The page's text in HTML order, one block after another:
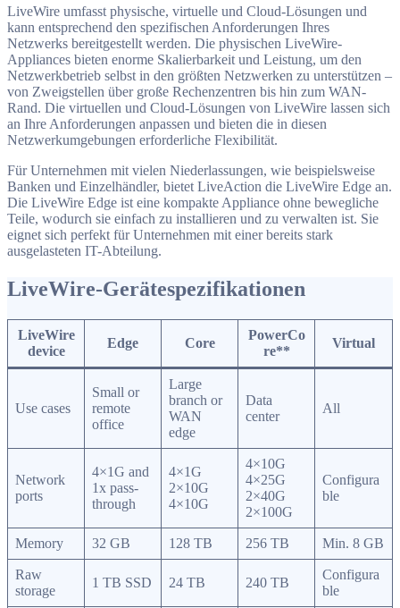
LiveWire umfasst physische, virtuelle und Cloud-Lösungen und
kann entsprechend den spezifischen Anforderungen Ihres
Netzwerks bereitgestellt werden. Die physischen LiveWire-
Appliances bieten enorme Skalierbarkeit und Leistung, um den
Netzwerkbetrieb selbst in den größten Netzwerken zu unterstützen –
von Zweigstellen über große Rechenzentren bis hin zum WAN-
Rand. Die virtuellen und Cloud-Lösungen von LiveWire lassen sich
an Ihre Anforderungen anpassen und bieten die in diesen
Netzwerkumgebungen erforderliche Flexibilität.
Für Unternehmen mit vielen Niederlassungen, wie beispielsweise
Banken und Einzelhändler, bietet LiveAction die LiveWire Edge an.
Die LiveWire Edge ist eine kompakte Appliance ohne bewegliche
Teile, wodurch sie einfach zu installieren und zu verwalten ist. Sie
eignet sich perfekt für Unternehmen mit einer bereits stark
ausgelasteten IT-Abteilung.
LiveWire-Gerätespezifikationen
LiveWire
device
Edge Core
PowerCo
re**
Virtual
Use cases
Small or
remote
office
Large
branch or
WAN
edge
Data
center
All
Network
ports
4×1G and
1x pass-
through
4×1G
2×10G
4×10G
4×10G
4×25G
2×40G
2×100G
Configura
ble
Memory 32 GB 128 TB 256 TB Min. 8 GB
Raw
storage
1 TB SSD 24 TB 240 TB
Configura
ble